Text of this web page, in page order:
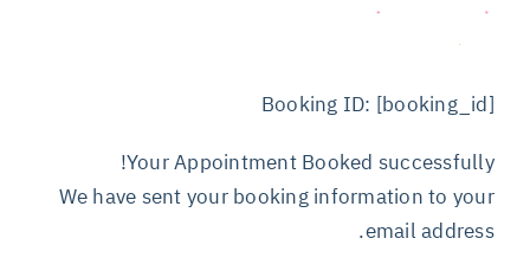
Booking ID: [booking_id]
Your Appointment Booked successfully!
We have sent your booking information to your
email address.